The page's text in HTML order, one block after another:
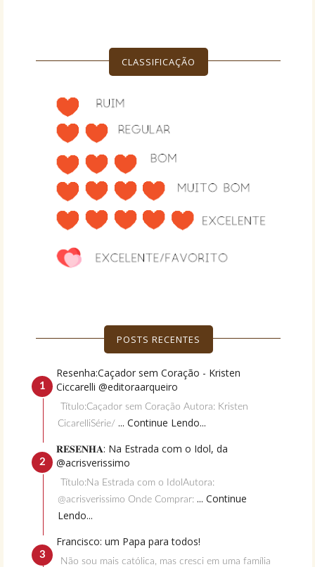
CLASSIFICAÇÃO
POSTS RECENTES
Resenha:Caçador sem Coração - Kristen
Ciccarelli @editoraarqueiro
Título:Caçador sem Coração Autora: Kristen
CicarelliSérie/ ... Continue Lendo...
𝐑𝐄𝐒𝐄𝐍𝐇𝐀: Na Estrada com o Idol, da
@acrisverissimo
Título:Na Estrada com o IdolAutora:
@acrisverissimo Onde Comprar: ... Continue
Lendo...
Francisco: um Papa para todos!
Não sou mais católica, mas cresci em uma família